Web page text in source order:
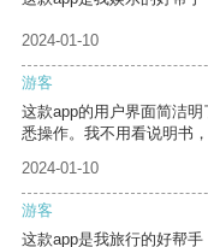
2024-01-10
游客
这款app的用户界面简洁
悉操作。我不用看说明书
2024-01-10
游客
这款app是我旅行的好帮